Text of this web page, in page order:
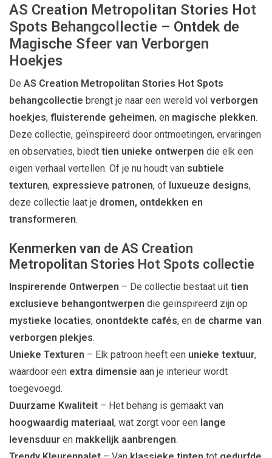
AS Creation Metropolitan Stories Hot
Spots Behangcollectie – Ontdek de
Magische Sfeer van Verborgen
Hoekjes
De AS Creation Metropolitan Stories Hot Spots
behangcollectie brengt je naar een wereld vol verborgen
hoekjes, fluisterende geheimen, en magische plekken.
Deze collectie, geïnspireerd door ontmoetingen, ervaringen
en observaties, biedt tien unieke ontwerpen die elk een
eigen verhaal vertellen. Of je nu houdt van subtiele
texturen, expressieve patronen, of luxueuze designs,
deze collectie laat je dromen, ontdekken en
transformeren.
Kenmerken van de AS Creation
Metropolitan Stories Hot Spots collectie
Inspirerende Ontwerpen – De collectie bestaat uit tien
exclusieve behangontwerpen die geïnspireerd zijn op
mystieke locaties, onontdekte cafés, en de charme van
verborgen plekjes.
Unieke Texturen – Elk patroon heeft een unieke textuur,
waardoor een extra dimensie aan je interieur wordt
toegevoegd.
Duurzame Kwaliteit – Het behang is gemaakt van
hoogwaardig materiaal, wat zorgt voor een lange
levensduur en makkelijk aanbrengen.